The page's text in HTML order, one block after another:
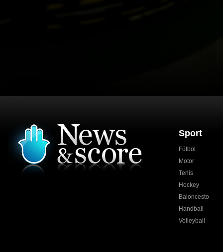
Sport
Fútbol
Motor
Tenis
Hockey
Baloncesto
Handball
Volleyball